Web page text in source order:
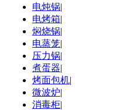
电炖锅|
电烤箱|
焖烧锅|
电蒸笼|
压力锅|
煮蛋器|
烤面包机|
微波炉|
消毒柜|